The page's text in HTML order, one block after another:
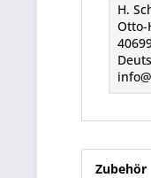
H.
Otto-
Zubehör